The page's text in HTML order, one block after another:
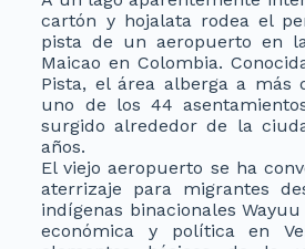
cartón y hojalata rodea el
pista de un aeropuerto en
Maicao en Colombia.
Pista, el área alberga a más
uno de los 44
surgido alrededor de la
años.
El viejo aeropuerto se ha
aterrizaje para migrantes
indígenas binacionales
económica y política en